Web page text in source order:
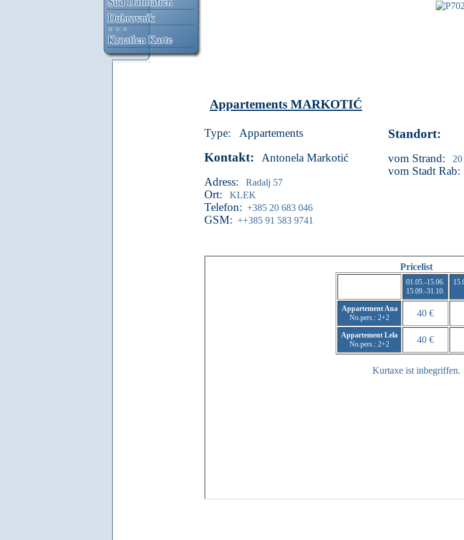
Appartements MARKOTIĆ
Type: Appartements
Kontakt:
Antonela Markotić
Adress:
Radalj 57
Ort: KLEK
Telefon: +385 20 683 046
GSM: ++385 91 583 9741
Standort:
vom Strand: 20
vom Stadt Rab: